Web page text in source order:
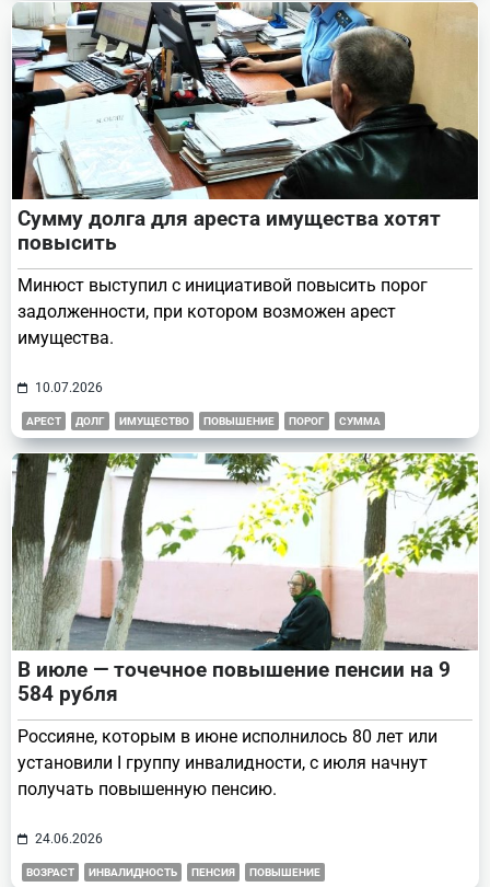
Сумму долга для ареста имущества хотят
повысить
Минюст выступил с инициативой повысить порог
задолженности, при котором возможен арест
имущества.
10.07.2026
АРЕСТ ДОЛГ ИМУЩЕСТВО ПОВЫШЕНИЕ ПОРОГ СУММА
В июле — точечное повышение пенсии на 9
584 рубля
Россияне, которым в июне исполнилось 80 лет или
установили I группу инвалидности, с июля начнут
получать повышенную пенсию.
24.06.2026
ВОЗРАСТ ИНВАЛИДНОСТЬ ПЕНСИЯ ПОВЫШЕНИЕ